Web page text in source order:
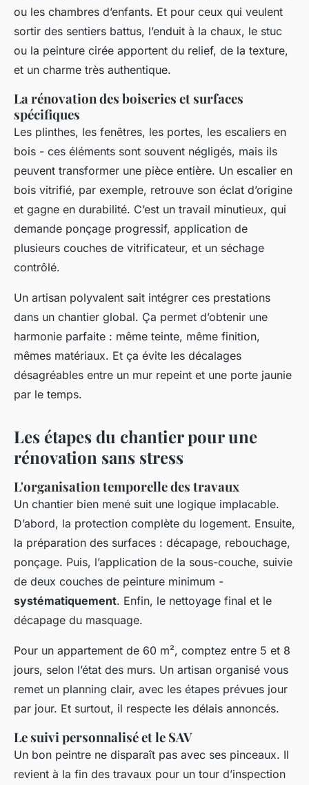
ou les chambres d’enfants. Et pour ceux qui veulent
sortir des sentiers battus, l’enduit à la chaux, le stuc
ou la peinture cirée apportent du relief, de la texture,
et un charme très authentique.
La rénovation des boiseries et surfaces
spécifiques
Les plinthes, les fenêtres, les portes, les escaliers en
bois - ces éléments sont souvent négligés, mais ils
peuvent transformer une pièce entière. Un escalier en
bois vitrifié, par exemple, retrouve son éclat d’origine
et gagne en durabilité. C’est un travail minutieux, qui
demande ponçage progressif, application de
plusieurs couches de vitrificateur, et un séchage
contrôlé.
Un artisan polyvalent sait intégrer ces prestations
dans un chantier global. Ça permet d’obtenir une
harmonie parfaite : même teinte, même finition,
mêmes matériaux. Et ça évite les décalages
désagréables entre un mur repeint et une porte jaunie
par le temps.
Les étapes du chantier pour une
rénovation sans stress
L'organisation temporelle des travaux
Un chantier bien mené suit une logique implacable.
D’abord, la protection complète du logement. Ensuite,
la préparation des surfaces : décapage, rebouchage,
ponçage. Puis, l’application de la sous-couche, suivie
de deux couches de peinture minimum -
systématiquement. Enfin, le nettoyage final et le
décapage du masquage.
Pour un appartement de 60 m², comptez entre 5 et 8
jours, selon l’état des murs. Un artisan organisé vous
remet un planning clair, avec les étapes prévues jour
par jour. Et surtout, il respecte les délais annoncés.
Le suivi personnalisé et le SAV
Un bon peintre ne disparaît pas avec ses pinceaux. Il
revient à la fin des travaux pour un tour d’inspection